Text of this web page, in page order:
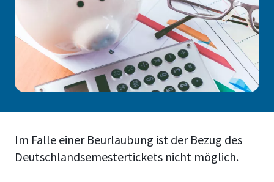
Im Falle einer Beurlaubung ist der Bezug des
Deutschlandsemestertickets nicht möglich.